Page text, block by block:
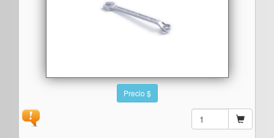
Precio $